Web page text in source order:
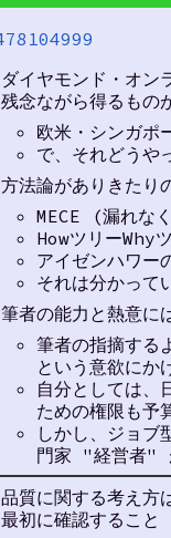
ダイヤモンド・オン
残念ながら得るもの
欧米・シンガポ
で、それどうや
方法論がありきたり
MECE (漏れな
HowツリーWhy
アイゼンハワ
それは分かって
筆者の能力と熱意に
筆者の指摘する
という意欲にか
自分としては、
ための権限も予
しかし、ジョブ
門家 "経営者"
品質に関する考え方
最初に確認すること